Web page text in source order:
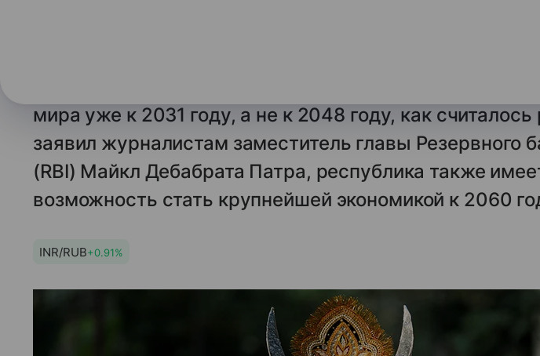
НЬЮ-ДЕЛИ, 12 июля. /ТАСС/. Индия,
мира уже к 2031 году, а не к 2048 году, как считалось
заявил журналистам заместитель главы Резервного
(RBI) Майкл Дебабрата Патра, республика также
возможность стать крупнейшей экономикой к 2060
INR/RUB+0.91%